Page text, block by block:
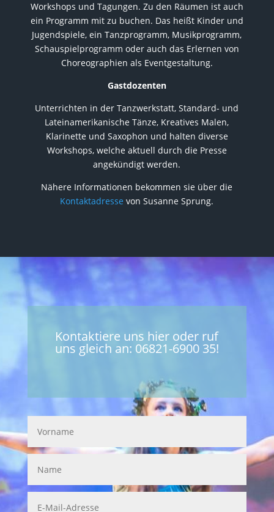
Workshops und Tagungen. Zu den Räumen ist auch
ein Programm mit zu buchen. Das heißt Kinder und
Jugendspiele, ein Tanzprogramm, Musikprogramm,
Schauspielprogramm oder auch das Erlernen von
Choreographien als Eventgestaltung.
Gastdozenten
Unterrichten in der Tanzwerkstatt, Standard- und
Lateinamerikanische Tänze, Kreatives Malen,
Klarinette und Saxophon und halten diverse
Workshops, welche aktuell durch die Presse
angekündigt werden.
Nähere Informationen bekommen sie über die
Kontaktadresse von Susanne Sprung.
Kontaktiere uns hier oder ruf
uns gleich an: 06821-6900 35!